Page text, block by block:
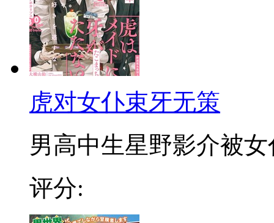
虎对女仆束牙无策
男高中生星野影介被女
评分: